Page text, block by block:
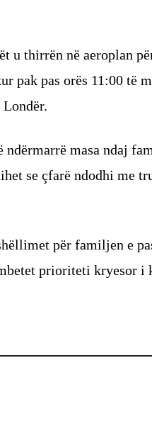
thirrën në aeroplan
pak pas orës 11:00 të
masa ndaj
se çfarë ndodhi me
për familjen e
prioriteti kryesor i